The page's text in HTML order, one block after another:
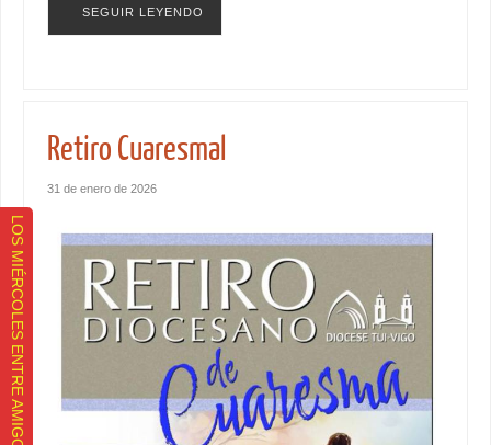
SEGUIR LEYENDO
Retiro Cuaresmal
31 de enero de 2026
LOS MIÉRCOLES ENTRE AMIGOS